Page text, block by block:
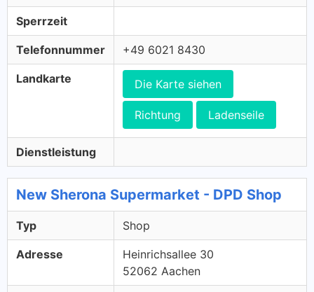
Sperrzeit
Telefonnummer +49 6021 8430
Landkarte Die Karte siehen
Richtung Ladenseile
Dienstleistung
New Sherona Supermarket - DPD Shop
Typ Shop
Adresse
Heinrichsallee 30
52062 Aachen